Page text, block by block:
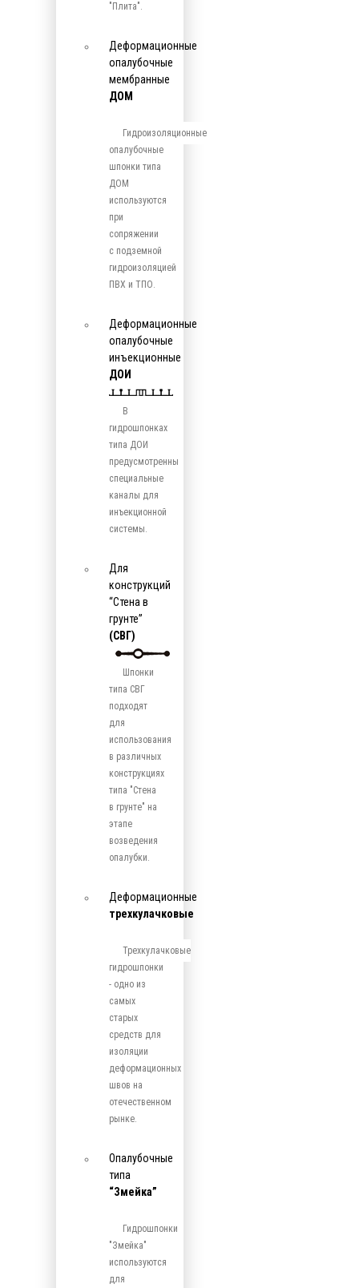
"Плита".
Деформационные
опалубочные
мембранные
ДОМ
Гидроизоляционные
опалубочные
шпонки типа
ДОМ
используются
при
сопряжении
с подземной
гидроизоляцией
ПВХ и ТПО.
Деформационные
опалубочные
инъекционные
ДОИ
В
гидрошпонках
типа ДОИ
предусмотренны
специальные
каналы для
инъекционной
системы.
Для
конструкций
“Стена в
грунте”
(СВГ)
Шпонки
типа СВГ
подходят
для
использования
в различных
конструкциях
типа "Стена
в грунте" на
этапе
возведения
опалубки.
Деформационные
трехкулачковые
Трехкулачковые
гидрошпонки
- одно из
самых
старых
средств для
изоляции
деформационных
швов на
отечественном
рынке.
Опалубочные
типа
“Змейка”
Гидрошпонки
"Змейка"
используются
для